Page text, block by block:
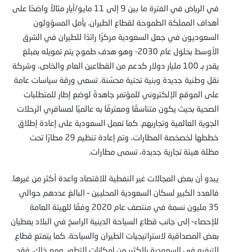
في الرياض في الفترة ما بين 9 إلى 11 مايو/أيار مثالاً واضحًا على
أهداف المملكة الطموحة لقطاع الطيران. يأمل المسؤولون
السعوديون في جعل السعودية مركزًا رائدًا للطيران في الشرق
الأوسط بحلول عام 2030- وهو هدف طموح يتم تمويله بمبلغ
يقدر بـ 100 مليار دولار كدعم من القطاعين العام والخاص، وشركة
نقل وطنية جديدة وبنية تحتية محسّنة. تسعى ورقة سياسات عامة
على الموقع الإلكتروني للمؤتمر جاهدةً لوضع إطار للمتطلبات
الصحية بحيث يكون متناسقًا ومعترفًا به عالميًا لمسافري الرحلات
الجوية العالمية وتجاربهم. كما تعمل السعودية على إعادة إطلاق
خططها لخصخصة المطارات، وتم إعادة تنظيم 29 مطارًا تحت
مظلة هيئة تجارية جديدة، تسمى مطارات.
يبدو أن بعض المجالات غير النفطية للاقتصاد واعدة أكثر من غيرها.
فالعدد الكبير لسكان السعودية المحليين – البالغ عددهم حوالي
35 مليون نسمة في منتصف عام 2020 وفقًا للهيئة العامة
للإحصاء– إلى جانب قطاع السياحة الدينية الراسخ في البلاد يعطيان
بعض المصداقية لاستراتيجيات الطيران والسياحة. كما يتمتع قطاع
الترفيه في السعودية بالكثير من إمكانات التطور. ومع ذلك، فقد